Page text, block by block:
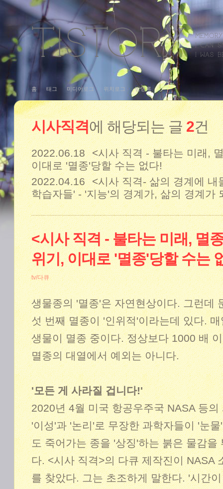
홈 태그 미디어로그 위치로그 방명록
시사직격에 해당되는 글2건
2022.06.18 <시사 직격 - 불타는 미래,
이대로 '멸종'당할 수는 없다!
2022.04.16 <시사 직격- 삶의 경계에
학습자들' - '지능'의 경계가, 삶의 경계가
<시사 직격 - 불타는 미래, 멸
위기, 이대로 '멸종'당할 수는
tv/다큐
생물종의 '멸종'은 자연현상이다. 그런데
섯 번째 멸종이 '인위적'이라는데 있다.
생물이 멸종 중이다. 정상보다 1000 배
멸종의 대열에서 예외는 아니다.
'모든 게 사라질 겁니다!'
2020년 4월 미국 항공우주국 NASA 등
'이성'과 '논리'로 무장한 과학자들이 '눈
도 죽어가는 종을 '상징'하는 붉은 물감을
다. <시사 직격>의 다큐 제작진이 NASA
를 찾았다. 그는 초조하게 말한다. '시간